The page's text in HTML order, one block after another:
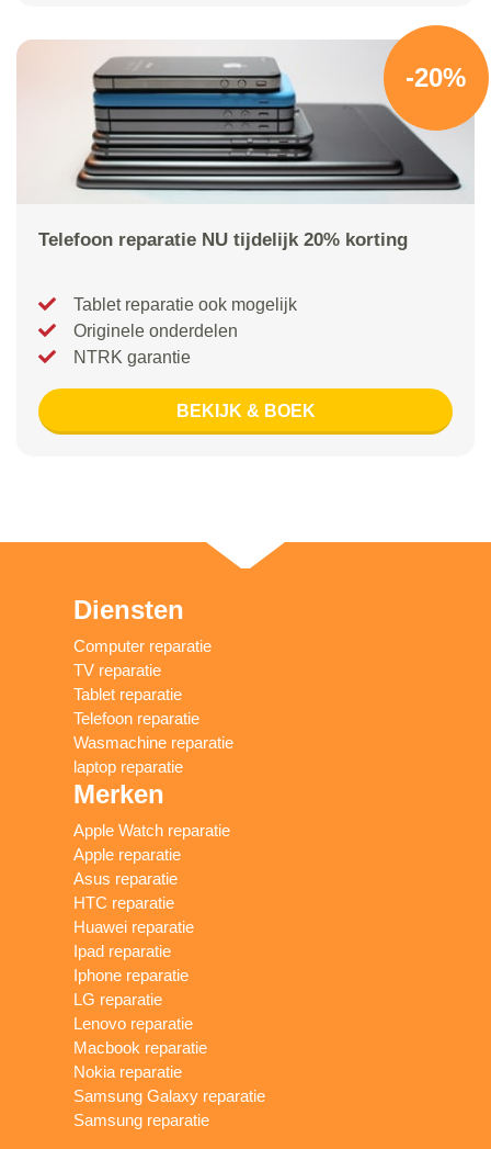
-20%
Telefoon reparatie NU tijdelijk 20% korting
Tablet reparatie ook mogelijk
Originele onderdelen
NTRK garantie
BEKIJK & BOEK
Diensten
Computer reparatie
TV reparatie
Tablet reparatie
Telefoon reparatie
Wasmachine reparatie
laptop reparatie
Merken
Apple Watch reparatie
Apple reparatie
Asus reparatie
HTC reparatie
Huawei reparatie
Ipad reparatie
Iphone reparatie
LG reparatie
Lenovo reparatie
Macbook reparatie
Nokia reparatie
Samsung Galaxy reparatie
Samsung reparatie